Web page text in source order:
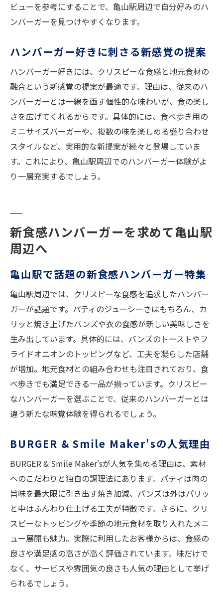
ビューを参考にすることで、亀山駅周辺で自分好みのハ
ンバーガーを見つけやすくなります。
ハンバーガー好きに刺さる新感覚の提案
ハンバーガー好きには、クリスピーな食感と地元食材の
融合という新感覚の提案が最適です。理由は、従来のハ
ンバーガーとは一線を画す個性的な味わいが、食の楽し
さを広げてくれるからです。具体的には、食べ歩き用の
ミニサイズバーガーや、複数の味を楽しめる盛り合わせ
スタイルなど、実用的な新提案が続々と登場していま
す。これにより、亀山駅周辺でのハンバーガー体験がよ
り一層充実するでしょう。
新食感ハンバーガーを求めて亀山駅
周辺へ
亀山駅で話題の新食感ハンバーガー特集
亀山駅周辺では、クリスピーな食感を追求したハンバー
ガーが話題です。パティのジューシーさはもちろん、カ
リッと焼き上げたバンズや衣の食感が新しい美味しさを
生み出しています。具体的には、バンズのトーストやフ
ライドオニオンのトッピングなど、工夫を凝らした店舗
が増加。地元食材との組み合わせも注目されており、食
べ歩きでも満足できる一品が揃っています。クリスピー
なハンバーガーを選ぶことで、従来のハンバーガーとは
違う新たな味覚体験を得られるでしょう。
BURGER & Smile Maker'sの人気理由
BURGER & Smile Maker'sが人気を集める理由は、素材
へのこだわりと独自の調理法にあります。パティは肉の
旨味を最大限に引き出す焼き加減、バンズは外はパリッ
と中はふんわり仕上げる工夫が特徴です。さらに、クリ
スピーなトッピングや季節の地元食材を取り入れたメニ
ュー展開も魅力。実際に利用したお客様からは、食感の
良さや満足感の高さが高く評価されています。味だけで
なく、サービスや雰囲気の良さも人気の理由として挙げ
られるでしょう。